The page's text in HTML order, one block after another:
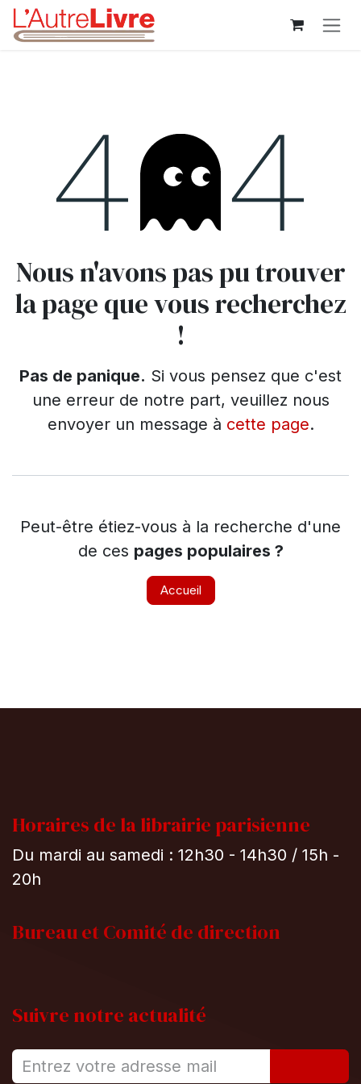
Se rendre au contenu
Erreur 404
Nous n'avons pas pu trouver
la page que vous recherchez
!
Pas de panique. Si vous pensez que c'est
une erreur de notre part, veuillez nous
envoyer un message à cette page.
Peut-être étiez-vous à la recherche d'une
de ces pages populaires ?
Accueil
Horaires de la librairie parisienne
Du mardi au samedi : 12h30 - 14h30 / 15h -
20h
Bureau etComité de direction
Suivre notre actualité